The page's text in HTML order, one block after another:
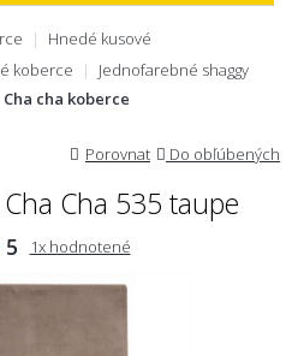
Hnedé kusové
koberce
Jednofarebné shaggy
Cha cha koberce
Porovnat Do obľúbených
Cha 535 taupe
5 1x hodnotené